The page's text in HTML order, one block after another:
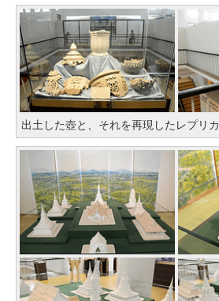
出土した壺と、それを再現したレプリカ